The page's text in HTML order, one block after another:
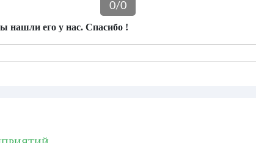
0/0
нашли его у нас. Спасибо !